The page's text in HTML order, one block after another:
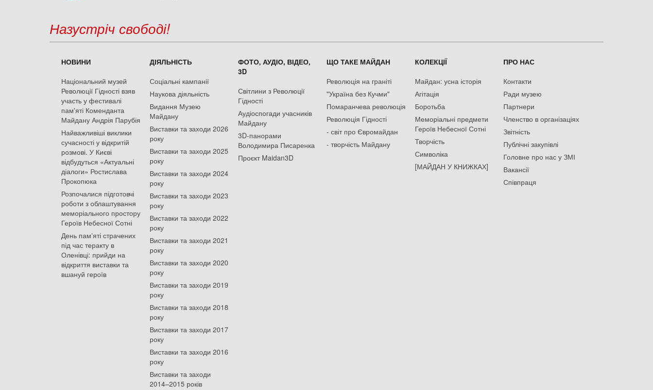
Назустріч свободі!
НОВИНИ
Національний музей
Революції Гідності взяв
участь у фестивалі
пам'яті Коменданта
Майдану Андрія Парубія
Найважливіші виклики
сучасності у відкритій
розмові. У Києві
відбудуться «Актуальні
діалоги» Ростислава
Прокопюка
Розпочалися підготовчі
роботи з облаштування
меморіального простору
Героїв Небесної Сотні
День памʼяті страчених
під час теракту в
Оленівці: прийди на
відкриття виставки та
вшануй героїв
ДІЯЛЬНІСТЬ
Соціальні кампанії
Наукова діяльність
Видання Музею
Майдану
Виставки та заходи 2026
року
Виставки та заходи 2025
року
Виставки та заходи 2024
року
Виставки та заходи 2023
року
Виставки та заходи 2022
року
Виставки та заходи 2021
року
Виставки та заходи 2020
року
Виставки та заходи 2019
року
Виставки та заходи 2018
року
Виставки та заходи 2017
року
Виставки та заходи 2016
року
Виставки та заходи
2014–2015 років
ФОТО, АУДІО, ВІДЕО,
3D
Світлини з Революції
Гідності
Аудіоспогади учасників
Майдану
3D-панорами
Володимира Писаренка
Проєкт Maidan3D
ЩО ТАКЕ МАЙДАН
Революція на граніті
"Україна без Кучми"
Помаранчева революція
Революція Гідності
- світ про Євромайдан
- творчість Майдану
КОЛЕКЦІЇ
Майдан: усна історія
Агітація
Боротьба
Меморіальні предмети
Героїв Небесної Сотні
Творчість
Символіка
[МАЙДАН У КНИЖКАХ]
ПРО НАС
Контакти
Ради музею
Партнери
Членство в організаціях
Звітність
Публічні закупівлі
Головне про нас у ЗМІ
Вакансії
Співпраця